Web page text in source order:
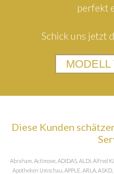
perfekt
Schick uns jetzt
Diese Kunden
Abraham, Actimove, ADIDAS, ALDI, Alfred
Apotheken Umschau, APPLE, ARLA,